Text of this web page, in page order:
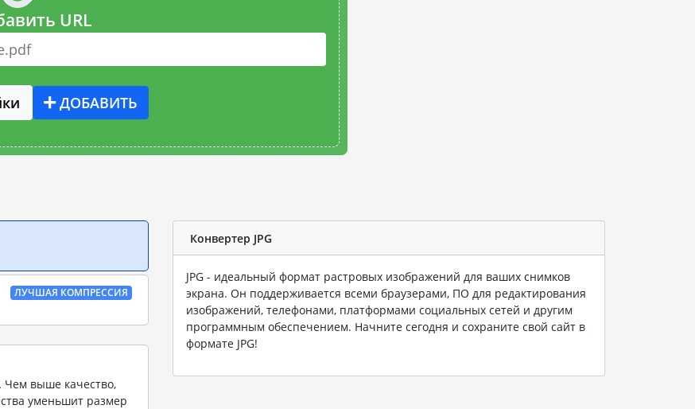
URL
ДОБАВИТЬ
ЛУЧШАЯ КОМПРЕССИЯ
Чем выше качество,
уменьшит размер
Конвертер JPG
JPG - идеальный формат растровых изображений для ваших снимков
экрана. Он поддерживается всеми браузерами, ПО для редактирования
изображений, телефонами, платформами социальных сетей и другим
программным обеспечением. Начните сегодня и сохраните свой сайт в
формате JPG!